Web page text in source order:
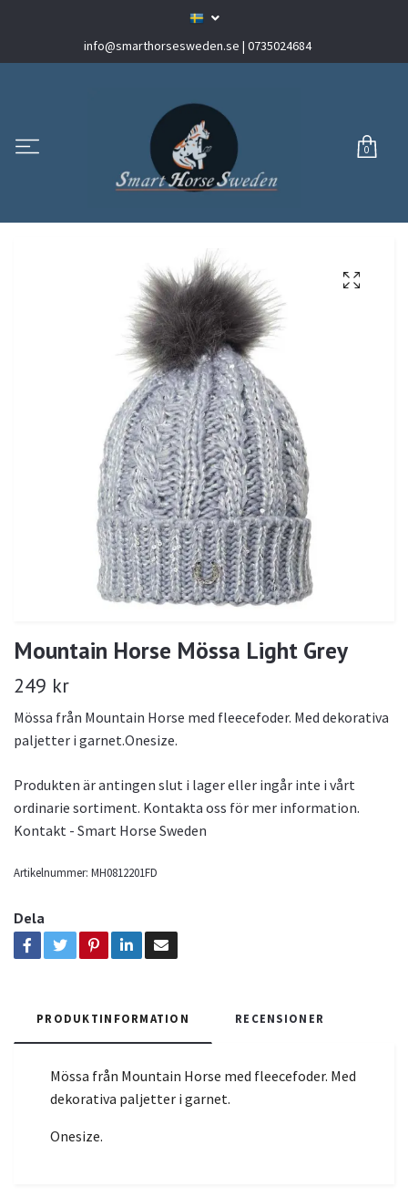
info@smarthorsesweden.se | 0735024684
0
Mountain Horse Mössa Light Grey
249 kr
Mössa från Mountain Horse med fleecefoder. Med dekorativa
paljetter i garnet.Onesize.
Produkten är antingen slut i lager eller ingår inte i vårt
ordinarie sortiment. Kontakta oss för mer information.
Kontakt - Smart Horse Sweden
Artikelnummer: MH0812201FD
Dela
PRODUKTINFORMATION RECENSIONER
Mössa från Mountain Horse med fleecefoder. Med
dekorativa paljetter i garnet.
Onesize.